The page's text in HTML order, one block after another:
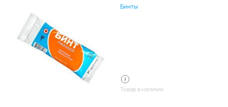
Бинты
Товар в наличии